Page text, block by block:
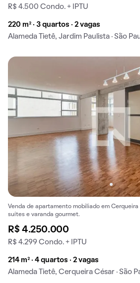
R$ 4.500 Condo. + IPTU
220 m² · 3 quartos · 2 vagas
Alameda Tietê, Jardim Paulista · São
Venda de apartamento mobiliado em
suítes e varanda gourmet.
R$ 4.250.000
R$ 4.299 Condo. + IPTU
214 m² · 4 quartos · 2 vagas
Alameda Tietê, Cerqueira César · São